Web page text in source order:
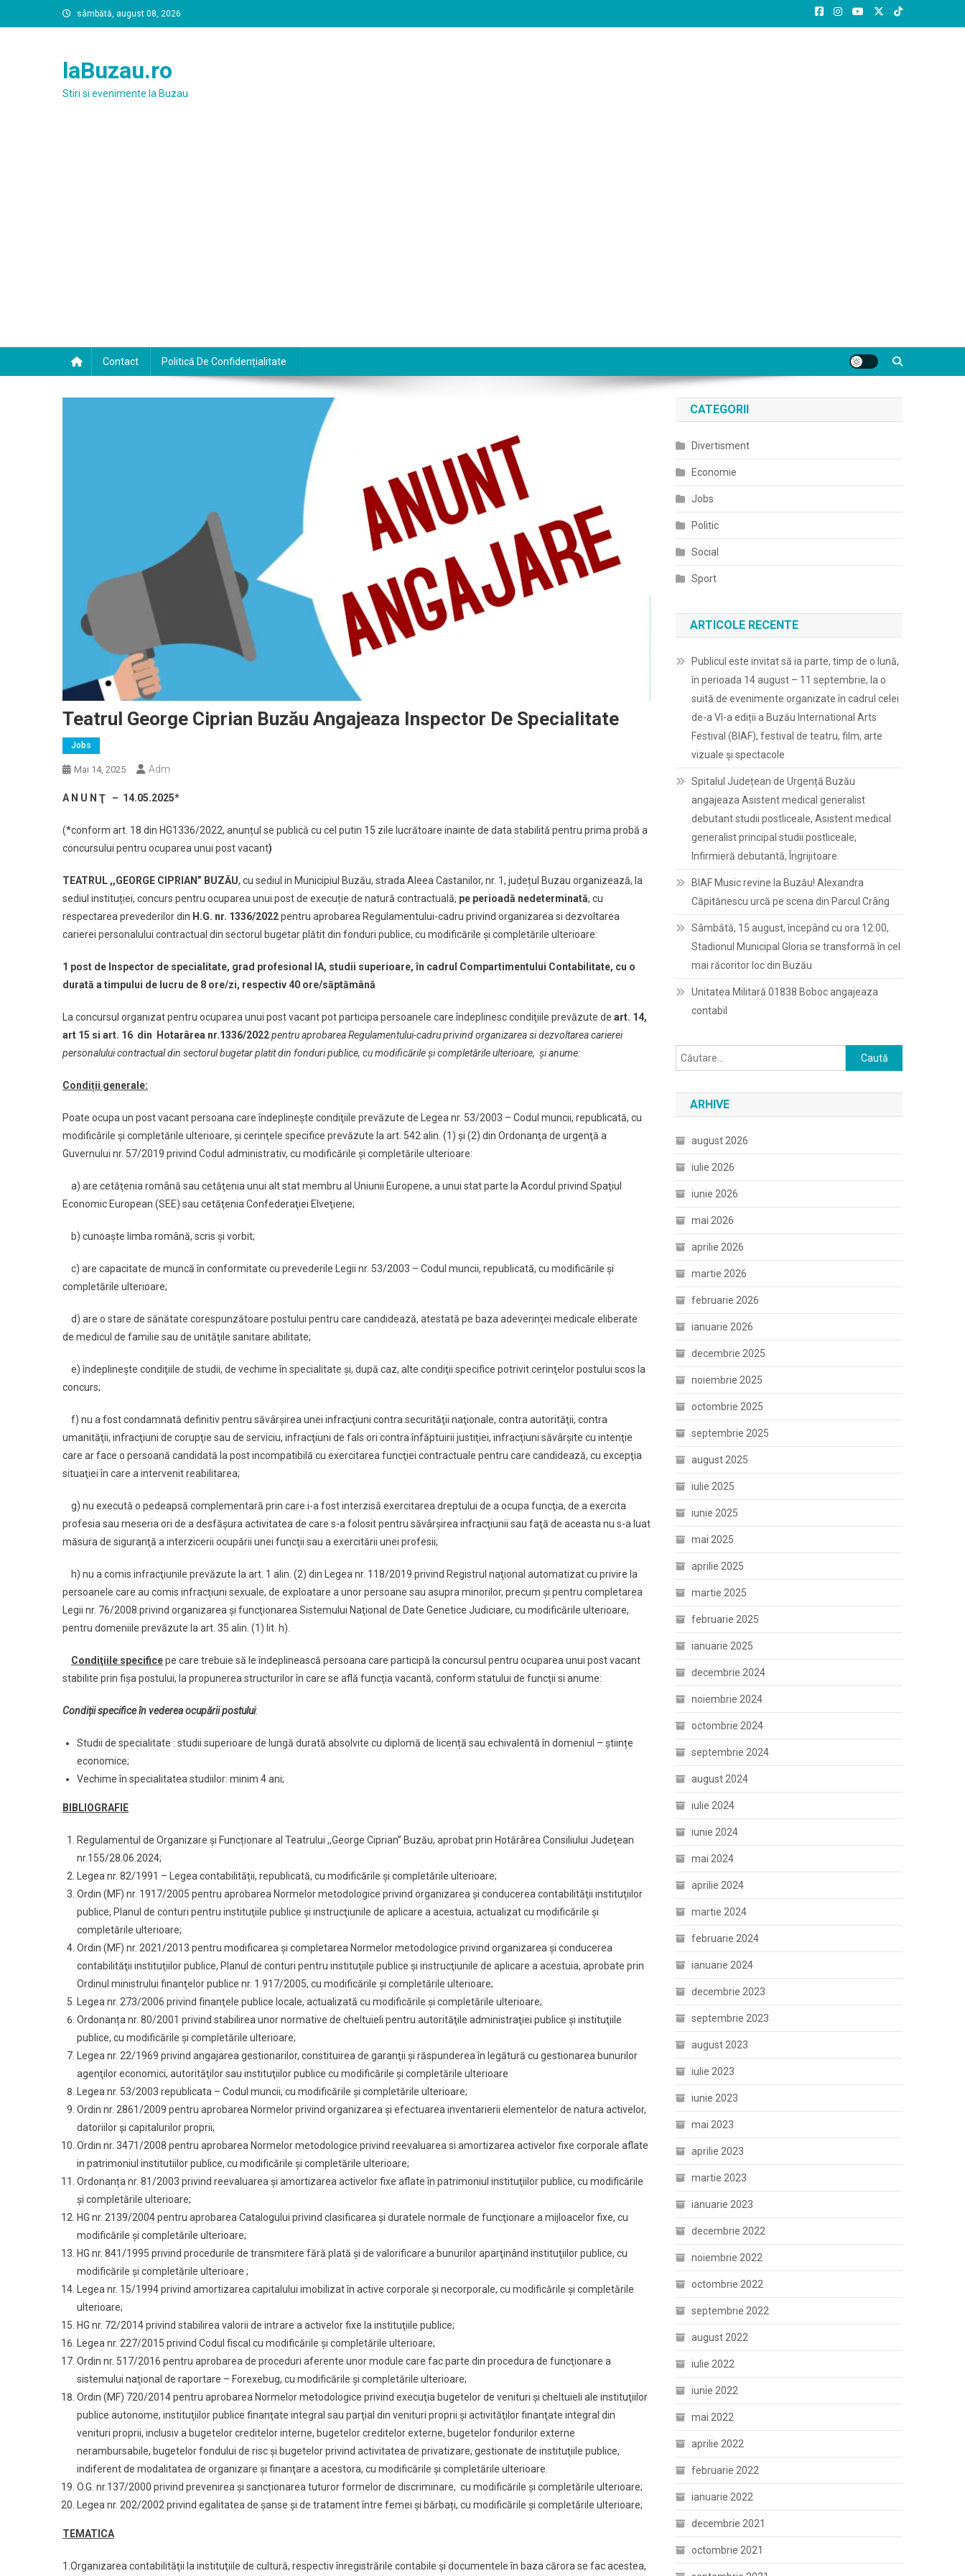
to
sâmbătă, august 08, 2026
laBuzau.ro
Stiri si evenimente la Buzau
Contact Politică De Confidențialitate
Teatrul George Ciprian Buzău Angajeaza Inspector De Specialitate
Jobs
Mai 14, 2025 Adm
A N U N Ţ – 14.05.2025*
(*conform art. 18 din HG1336/2022, anunțul se publică cu cel putin 15 zile lucrătoare inainte de data stabilită pentru prima probă a
concursului pentru ocuparea unui post vacant)
TEATRUL ,,GEORGE CIPRIAN” BUZĂU, cu sediul in Municipiul Buzău, strada Aleea Castanilor, nr. 1, județul Buzau organizează, la
sediul instituției, concurs pentru ocuparea unui post de execuție de natură contractuală, pe perioadă nedeterminată, cu
respectarea prevederilor din H.G. nr. 1336/2022pentru aprobarea Regulamentului-cadru privind organizarea si dezvoltarea
carierei personalului contractual din sectorul bugetar plătit din fonduri publice, cu modificările şi completările ulterioare:
1 post de Inspector de specialitate, grad profesional IA, studii superioare, în cadrul Compartimentului Contabilitate, cu o
durată a timpului de lucru de 8 ore/zi, respectiv 40 ore/săptămână
La concursul organizat pentru ocuparea unui post vacant pot participa persoanele care îndeplinesc condiţiile prevăzute de art. 14,
art 15 si art. 16 din
Hotarârea nr.1336/2022pentru aprobarea Regulamentului-cadru privind organizarea si dezvoltarea carierei
personalului contractual din sectorul bugetar platit din fonduri publice, cu modificările şi completările ulterioare, şi anume:
Condiții generale:
Poate ocupa un post vacant persoana care îndeplineşte condiţiile prevăzute de Legea nr. 53/2003 – Codul muncii, republicată, cu
modificările şi completările ulterioare, şi cerinţele specifice prevăzute la art. 542 alin. (1) şi (2) din Ordonanţa de urgenţă a
Guvernului nr. 57/2019 privind Codul administrativ, cu modificările şi completările ulterioare:
a) are cetăţenia română sau cetăţenia unui alt stat membru al Uniunii Europene, a unui stat parte la Acordul privind Spaţiul
Economic European (SEE) sau cetăţenia Confederaţiei Elveţiene;
b) cunoaşte limba română, scris şi vorbit;
c) are capacitate de muncă în conformitate cu prevederile Legii nr. 53/2003 – Codul muncii, republicată, cu modificările şi
completările ulterioare;
d) are o stare de sănătate corespunzătoare postului pentru care candidează, atestată pe baza adeverinţei medicale eliberate
de medicul de familie sau de unităţile sanitare abilitate;
e) îndeplineşte condiţiile de studii, de vechime în specialitate şi, după caz, alte condiţii specifice potrivit cerinţelor postului scos la
concurs;
f) nu a fost condamnată definitiv pentru săvârşirea unei infracţiuni contra securităţii naţionale, contra autorităţii, contra
umanităţii, infracţiuni de corupţie sau de serviciu, infracţiuni de fals ori contra înfăptuirii justiţiei, infracţiuni săvârşite cu intenţie
care ar face o persoană candidată la post incompatibilă cu exercitarea funcţiei contractuale pentru care candidează, cu excepţia
situaţiei în care a intervenit reabilitarea;
g) nu execută o pedeapsă complementară prin care i-a fost interzisă exercitarea dreptului de a ocupa funcţia, de a exercita
profesia sau meseria ori de a desfăşura activitatea de care s-a folosit pentru săvârşirea infracţiunii sau faţă de aceasta nu s-a luat
măsura de siguranţă a interzicerii ocupării unei funcţii sau a exercitării unei profesii;
h) nu a comis infracţiunile prevăzute la art. 1 alin. (2) din Legea nr. 118/2019 privind Registrul naţional automatizat cu privire la
persoanele care au comis infracţiuni sexuale, de exploatare a unor persoane sau asupra minorilor, precum şi pentru completarea
Legii nr. 76/2008 privind organizarea şi funcţionarea Sistemului Naţional de Date Genetice Judiciare, cu modificările ulterioare,
pentru domeniile prevăzute la art. 35 alin. (1) lit. h).
Condiţiile specificepe care trebuie să le îndeplinească persoana care participă la concursul pentru ocuparea unui post vacant
stabilite prin fişa postului, la propunerea structurilor în care se află funcţia vacantă, conform statului de funcţii si anume:
Condiții specifice în vederea ocupării postului:
Studii de specialitate : studii superioare de lungă durată absolvite cu diplomă de licență sau echivalentă în domeniul – științe
economice;
Vechime în specialitatea studiilor: minim 4 ani;
BIBLIOGRAFIE
Regulamentul de Organizare și Funcționare al Teatrului ,,George Ciprian” Buzău, aprobat prin Hotărârea Consiliului Judeţean
nr.155/28.06.2024;
Legea nr. 82/1991 – Legea contabilității, republicată, cu modificările și completările ulterioare;
Ordin (MF) nr. 1917/2005 pentru aprobarea Normelor metodologice privind organizarea şi conducerea contabilităţii instituţiilor
publice, Planul de conturi pentru instituţiile publice şi instrucţiunile de aplicare a acestuia, actualizat cu modificările și
completările ulterioare;
Ordin (MF) nr. 2021/2013 pentru modificarea şi completarea Normelor metodologice privind organizarea şi conducerea
contabilităţii instituţiilor publice, Planul de conturi pentru instituţiile publice şi instrucţiunile de aplicare a acestuia, aprobate prin
Ordinul ministrului finanţelor publice nr. 1.917/2005, cu modificările şi completările ulterioare;
Legea nr. 273/2006 privind finanţele publice locale, actualizată cu modificările și completările ulterioare;
Ordonanța nr. 80/2001 privind stabilirea unor normative de cheltuieli pentru autorităţile administraţiei publice şi instituţiile
publice, cu modificările și completările ulterioare;
Legea nr. 22/1969 privind angajarea gestionarilor, constituirea de garanţii şi răspunderea în legătură cu gestionarea bunurilor
agenţilor economici, autorităţilor sau instituţiilor publice cu modificările și completările ulterioare
Legea nr. 53/2003 republicata – Codul muncii, cu modificările şi completările ulterioare;
Ordin nr. 2861/2009 pentru aprobarea Normelor privind organizarea şi efectuarea inventarierii elementelor de natura activelor,
datoriilor şi capitalurilor proprii;
Ordin nr. 3471/2008 pentru aprobarea Normelor metodologice privind reevaluarea si amortizarea activelor fixe corporale aflate
in patrimoniul institutiilor publice, cu modificările şi completările ulterioare;
Ordonanța nr. 81/2003 privind reevaluarea şi amortizarea activelor fixe aflate în patrimoniul instituţiilor publice, cu modificările
și completările ulterioare;
HG nr. 2139/2004 pentru aprobarea Catalogului privind clasificarea şi duratele normale de funcţionare a mijloacelor fixe, cu
modificările și completările ulterioare;
HG nr. 841/1995 privind procedurile de transmitere fără plată şi de valorificare a bunurilor aparţinând instituţiilor publice, cu
modificările și completările ulterioare ;
Legea nr. 15/1994 privind amortizarea capitalului imobilizat în active corporale şi necorporale, cu modificările și completările
ulterioare;
HG nr. 72/2014 privind stabilirea valorii de intrare a activelor fixe la instituţiile publice;
Legea nr. 227/2015 privind Codul fiscal cu modificările și completările ulterioare;
Ordin nr. 517/2016 pentru aprobarea de proceduri aferente unor module care fac parte din procedura de funcţionare a
sistemului naţional de raportare – Forexebug, cu modificările și completările ulterioare;
Ordin (MF) 720/2014 pentru aprobarea Normelor metodologice privind execuţia bugetelor de venituri şi cheltuieli ale instituţiilor
publice autonome, instituţiilor publice finanţate integral sau parţial din venituri proprii şi activităţilor finanţate integral din
venituri proprii, inclusiv a bugetelor creditelor interne, bugetelor creditelor externe, bugetelor fondurilor externe
nerambursabile, bugetelor fondului de risc şi bugetelor privind activitatea de privatizare, gestionate de instituţiile publice,
indiferent de modalitatea de organizare şi finanţare a acestora, cu modificările și completările ulterioare.
O.G. nr.137/2000 privind prevenirea și sancționarea tuturor formelor de discriminare, cu modificările și completările ulterioare;
Legea nr. 202/2002 privind egalitatea de șanse și de tratament între femei și bărbați, cu modificările și completările ulterioare;
TEMATICA
1.Organizarea contabilităţii la instituţiile de cultură, respectiv înregistrările contabile şi documentele în baza cărora se fac acestea,
CATEGORII
Divertisment
Economie
Jobs
Politic
Social
Sport
ARTICOLE RECENTE
Publicul este invitat să ia parte, timp de o lună,
în perioada 14 august – 11 septembrie, la o
suită de evenimente organizate în cadrul celei
de-a VI-a ediții a Buzău International Arts
Festival (BIAF), festival de teatru, film, arte
vizuale și spectacole
Spitalul Județean de Urgență Buzău
angajeaza Asistent medical generalist
debutant studii postliceale, Asistent medical
generalist principal studii postliceale,
Infirmieră debutantă, Îngrijitoare
BIAF Music revine la Buzău! Alexandra
Căpitănescu urcă pe scena din Parcul Crâng
Sâmbătă, 15 august, începând cu ora 12:00,
Stadionul Municipal Gloria se transformă în cel
mai răcoritor loc din Buzău
Unitatea Militară 01838 Boboc angajeaza
contabil
Caută
după:
ARHIVE
august 2026
iulie 2026
iunie 2026
mai 2026
aprilie 2026
martie 2026
februarie 2026
ianuarie 2026
decembrie 2025
noiembrie 2025
octombrie 2025
septembrie 2025
august 2025
iulie 2025
iunie 2025
mai 2025
aprilie 2025
martie 2025
februarie 2025
ianuarie 2025
decembrie 2024
noiembrie 2024
octombrie 2024
septembrie 2024
august 2024
iulie 2024
iunie 2024
mai 2024
aprilie 2024
martie 2024
februarie 2024
ianuarie 2024
decembrie 2023
septembrie 2023
august 2023
iulie 2023
iunie 2023
mai 2023
aprilie 2023
martie 2023
ianuarie 2023
decembrie 2022
noiembrie 2022
octombrie 2022
septembrie 2022
august 2022
iulie 2022
iunie 2022
mai 2022
aprilie 2022
februarie 2022
ianuarie 2022
decembrie 2021
octombrie 2021